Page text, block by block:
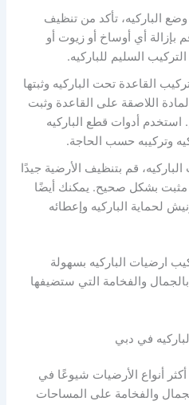
الباركيه، تأكد من تنظيف
بإزالة أي أوساخ أو زيوت أو
السليم للباركيه.
القاعدة تحت الباركيه وثبتها
اللاصقة على القاعدة وثبت
استخدم أدوات قطع الباركيه
وتركيبه حسب الحاجة.
قم بتنظيف الأرضية جيدًا
مثبت بشكل صحيح. يمكنك أيضًا
لحماية الباركيه وإعطائه
ارضيات الباركيه بسهولة
والفخامة التي ستضيفها
في دبي
أكثر أنواع الأرضيات شيوعًا في
والفخامة على المساحات